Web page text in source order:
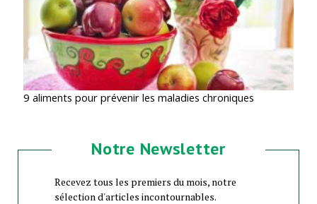
9 aliments pour prévenir les maladies chroniques
Notre Newsletter
Recevez tous les premiers du mois, notre
sélection d'articles incontournables.